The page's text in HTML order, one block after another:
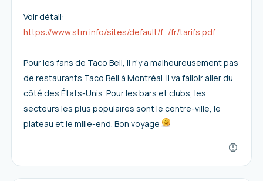
Voir détail:
https://www.stm.info/sites/default/f.../fr/tarifs.pdf
Pour les fans de Taco Bell, il n’y a malheureusement pas
de restaurants Taco Bell à Montréal. Il va falloir aller du
côté des États-Unis. Pour les bars et clubs, les
secteurs les plus populaires sont le centre-ville, le
plateau et le mille-end. Bon voyage